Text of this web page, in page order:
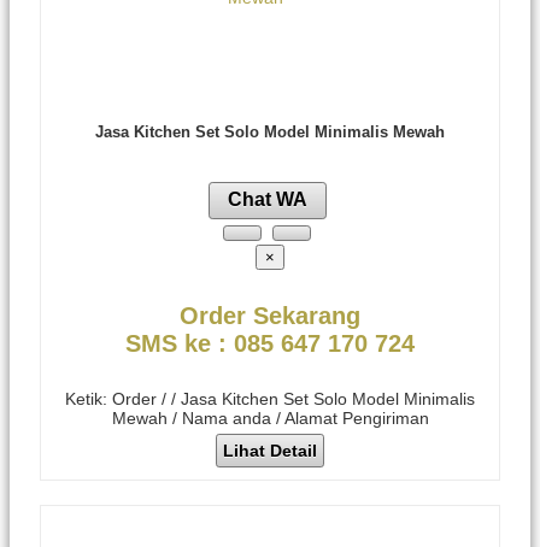
Jasa Kitchen Set Solo Model Minimalis Mewah
Chat WA
×
Order Sekarang
SMS ke : 085 647 170 724
Ketik: Order / / Jasa Kitchen Set Solo Model Minimalis
Mewah / Nama anda / Alamat Pengiriman
Lihat Detail